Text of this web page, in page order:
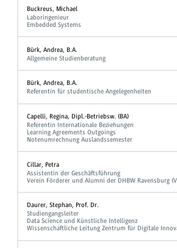
Buckreus, Michael
Laboringenieur
Embedded Systems
Bürk, Andrea, B.A.
Allgemeine Studienberatung
Bürk, Andrea, B.A.
Referentin für studentische Angelegenheiten
Capelli, Regina, Dipl.-Betriebsw. (BA)
Referentin Internationale Beziehungen
Learning Agreements Outgoings
Notenumrechnung Auslandssemester
Cillar, Petra
Assistentin der Geschäftsführung
Verein Förderer und Alumni der DHBW Ravensburg
Daurer, Stephan, Prof. Dr.
Studiengangsleiter
Data Science und Künstliche Intelligenz
Wissenschaftliche Leitung Zentrum für Digitale